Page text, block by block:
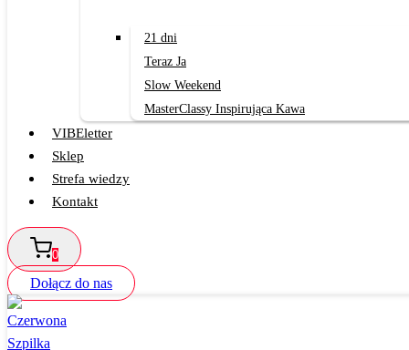
21 dni
Teraz Ja
Slow Weekend
MasterClassy Inspirująca Kawa
VIBEletter
Sklep
Strefa wiedzy
Kontakt
0
Dołącz do nas